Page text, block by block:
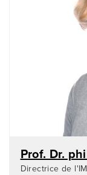
Prof. Dr.
Directrice de